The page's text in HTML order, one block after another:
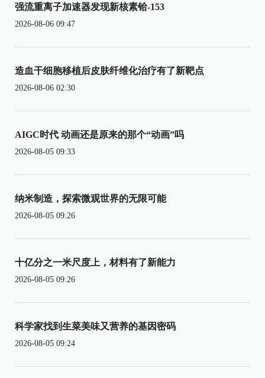
强流重离子加速器发现新核素铪-153
2026-08-06 09:47
造血干细胞移植后皮肤纤维化治疗有了新靶点
2026-08-06 02:30
AIGC时代 动画还是原来的那个“动画”吗
2026-08-05 09:33
纳米制造，探索微观世界的无限可能
2026-08-05 09:26
十亿分之一米尺度上，材料有了新能力
2026-08-05 09:26
科学家找到生菜美味又营养的基因密码
2026-08-05 09:24